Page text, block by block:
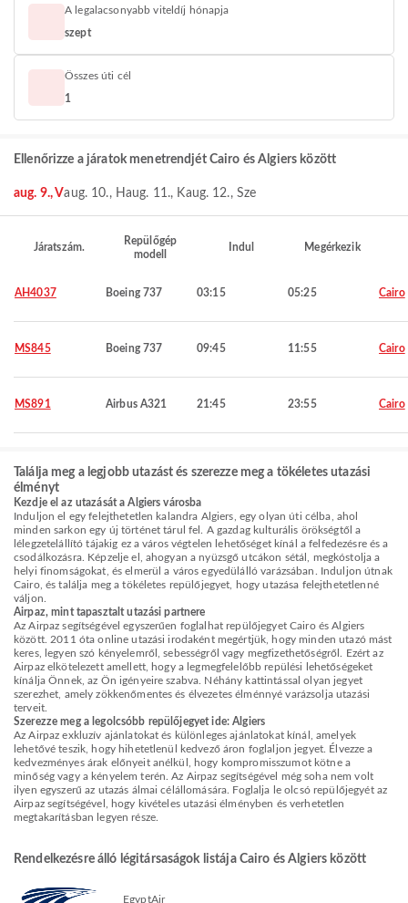
A legalacsonyabb viteldíj hónapja
szept
Összes úti cél
1
Ellenőrizze a járatok menetrendjét Cairo és Algiers között
aug. 9., Vaug. 10., H aug. 11., Kaug. 12., Sze
Járatszám.
Repülőgép
modell
Indul Megérkezik
AH4037 Boeing 737 03:15 05:25 Cairo
MS845 Boeing 737 09:45 11:55 Cairo
MS891 Airbus A321 21:45 23:55 Cairo
Találja meg a legjobb utazást és szerezze meg a tökéletes utazási
élményt
Kezdje el az utazását a Algiers városba
Induljon el egy felejthetetlen kalandra Algiers, egy olyan úti célba, ahol
minden sarkon egy új történet tárul fel. A gazdag kulturális örökségtől a
lélegzetelállító tájakig ez a város végtelen lehetőséget kínál a felfedezésre és a
csodálkozásra. Képzelje el, ahogyan a nyüzsgő utcákon sétál, megkóstolja a
helyi finomságokat, és elmerül a város egyedülálló varázsában. Induljon útnak
Cairo, és találja meg a tökéletes repülőjegyet, hogy utazása felejthetetlenné
váljon.
Airpaz, mint tapasztalt utazási partnere
Az Airpaz segítségével egyszerűen foglalhat repülőjegyet Cairo és Algiers
között. 2011 óta online utazási irodaként megértjük, hogy minden utazó mást
keres, legyen szó kényelemről, sebességről vagy megfizethetőségről. Ezért az
Airpaz elkötelezett amellett, hogy a legmegfelelőbb repülési lehetőségeket
kínálja Önnek, az Ön igényeire szabva. Néhány kattintással olyan jegyet
szerezhet, amely zökkenőmentes és élvezetes élménnyé varázsolja utazási
terveit.
Szerezze meg a legolcsóbb repülőjegyet ide: Algiers
Az Airpaz exkluzív ajánlatokat és különleges ajánlatokat kínál, amelyek
lehetővé teszik, hogy hihetetlenül kedvező áron foglaljon jegyet. Élvezze a
kedvezményes árak előnyeit anélkül, hogy kompromisszumot kötne a
minőség vagy a kényelem terén. Az Airpaz segítségével még soha nem volt
ilyen egyszerű az utazás álmai célállomására. Foglalja le olcsó repülőjegyét az
Airpaz segítségével, hogy kivételes utazási élményben és verhetetlen
megtakarításban legyen része.
Rendelkezésre álló légitársaságok listája Cairo és Algiers között
EgyptAir